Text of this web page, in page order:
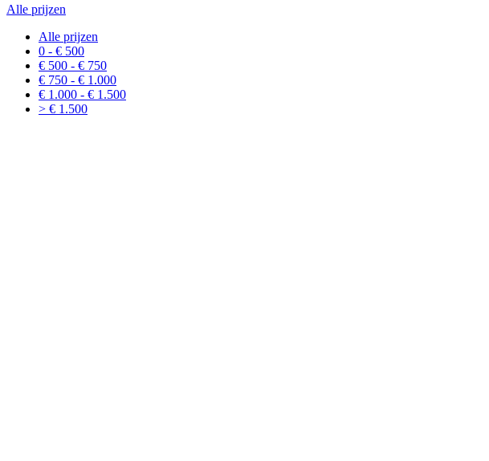
Alle prijzen
Alle prijzen
0 - € 500
€ 500 - € 750
€ 750 - € 1.000
€ 1.000 - € 1.500
> € 1.500